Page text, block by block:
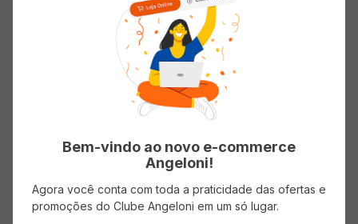
Tipo de Fruta Tangerina
Avaliações
Faça login para escrever uma avaliação.
Bem-vindo ao novo e-commerce
Angeloni!
Agora você conta com toda a praticidade das ofertas e
promoções do Clube Angeloni em um só lugar.